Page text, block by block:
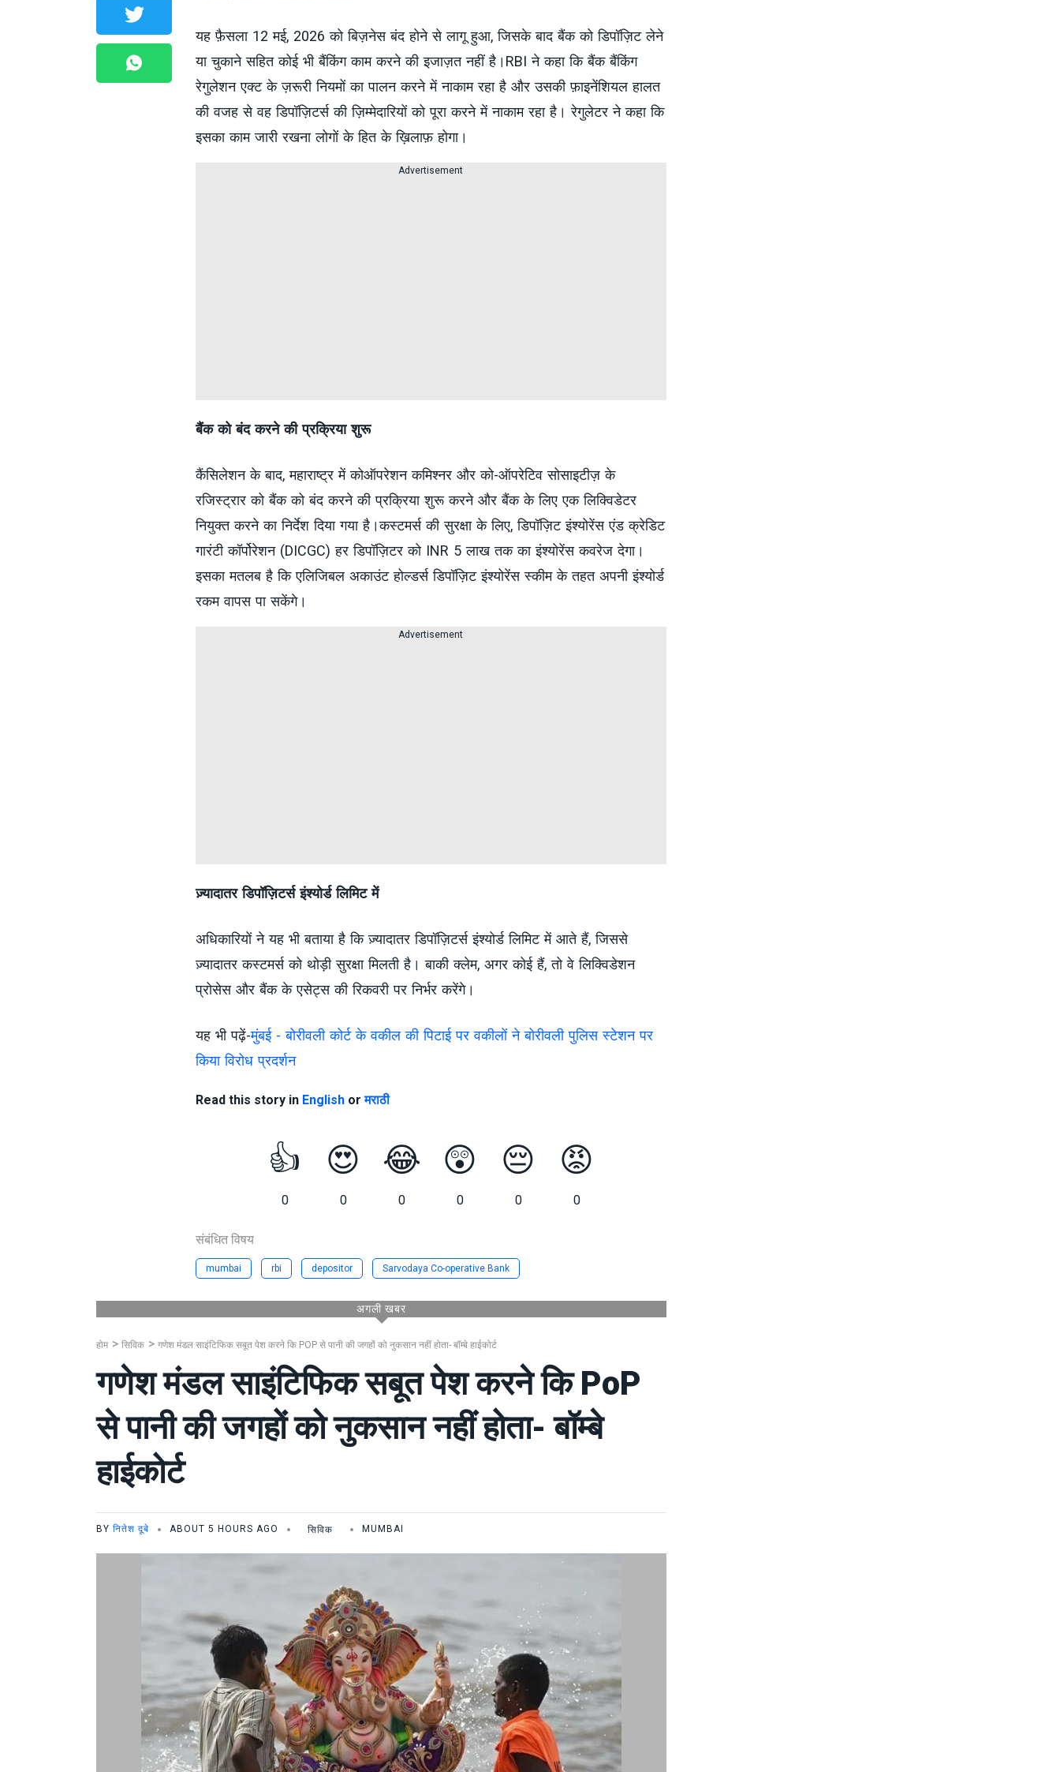
यह फ़ैसला 12 मई, 2026 को बिज़नेस बंद होने से लागू हुआ, जिसके बाद बैंक को डिपॉज़िट लेने
या चुकाने सहित कोई भी बैंकिंग काम करने की इजाज़त नहीं है।RBI ने कहा कि बैंक बैंकिंग
रेगुलेशन एक्ट के ज़रूरी नियमों का पालन करने में नाकाम रहा है और उसकी फ़ाइनेंशियल हालत
की वजह से वह डिपॉज़िटर्स की ज़िम्मेदारियों को पूरा करने में नाकाम रहा है। रेगुलेटर ने कहा कि
इसका काम जारी रखना लोगों के हित के ख़िलाफ़ होगा।
Advertisement
बैंक को बंद करने की प्रक्रिया शुरू
कैंसिलेशन के बाद, महाराष्ट्र में कोऑपरेशन कमिश्नर और को-ऑपरेटिव सोसाइटीज़ के
रजिस्ट्रार को बैंक को बंद करने की प्रक्रिया शुरू करने और बैंक के लिए एक लिक्विडेटर
नियुक्त करने का निर्देश दिया गया है।कस्टमर्स की सुरक्षा के लिए, डिपॉज़िट इंश्योरेंस एंड क्रेडिट
गारंटी कॉर्पोरेशन (DICGC) हर डिपॉज़िटर को INR 5 लाख तक का इंश्योरेंस कवरेज देगा।
इसका मतलब है कि एलिजिबल अकाउंट होल्डर्स डिपॉज़िट इंश्योरेंस स्कीम के तहत अपनी इंश्योर्ड
रकम वापस पा सकेंगे।
Advertisement
ज़्यादातर डिपॉज़िटर्स इंश्योर्ड लिमिट में
अधिकारियों ने यह भी बताया है कि ज़्यादातर डिपॉज़िटर्स इंश्योर्ड लिमिट में आते हैं, जिससे
ज़्यादातर कस्टमर्स को थोड़ी सुरक्षा मिलती है। बाकी क्लेम, अगर कोई हैं, तो वे लिक्विडेशन
प्रोसेस और बैंक के एसेट्स की रिकवरी पर निर्भर करेंगे।
यह भी पढ़ें-मुंबई - बोरीवली कोर्ट के वकील की पिटाई पर वकीलों ने बोरीवली पुलिस स्टेशन पर
किया विरोध प्रदर्शन
Read this story in Englishorमराठी
👍
0
😍
0
😂
0
😲
0
😔
0
😡
0
संबंधित विषय
mumbai rbi depositor Sarvodaya Co-operative Bank
अगली खबर
होम सिविक गणेश मंडल साइंटिफिक सबूत पेश करने कि POP से पानी की जगहों को नुकसान नहीं होता- बॉम्बे हाईकोर्ट
गणेश मंडल साइंटिफिक सबूत पेश करने कि PoP
से पानी की जगहों को नुकसान नहीं होता- बॉम्बे
हाईकोर्ट
BY नितेश दूबे ABOUT 5 HOURS AGO सिविक MUMBAI